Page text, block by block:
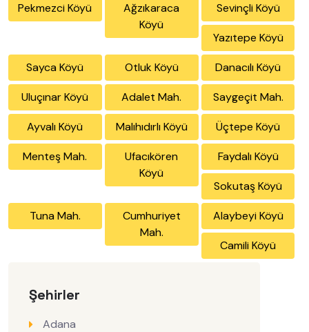
Şehirler
Adana
Pekmezci Köyü
Ağzıkaraca
Köyü
Sevinçli Köyü
Yazıtepe Köyü
Sayca Köyü Otluk Köyü Danacılı Köyü
Uluçınar Köyü Adalet Mah. Saygeçit Mah.
Ayvalı Köyü Malıhıdırlı Köyü Üçtepe Köyü
Menteş Mah.
Ufacıkören
Köyü
Faydalı Köyü
Sokutaş Köyü
Tuna Mah.
Cumhuriyet
Mah.
Alaybeyi Köyü
Camili Köyü